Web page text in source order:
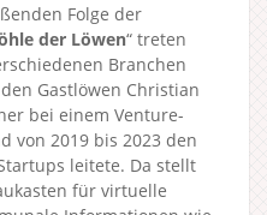
Folge der
der Löwen“ treten
Branchen
Gastlöwen Christian
bei einem Venture-
von 2019 bis 2023 den
leitete. Da stellt
für virtuelle